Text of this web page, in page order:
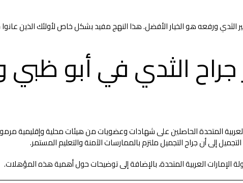
الثدي ورفعه هو الخيار الأفضل. هذا النهج مفيد بشكل خاص لأولئك الذين
جراح الثدي في أبو
العربية المتحدة، بالإضافة إلى توضيحات حول أهمية هذه المؤهلات.